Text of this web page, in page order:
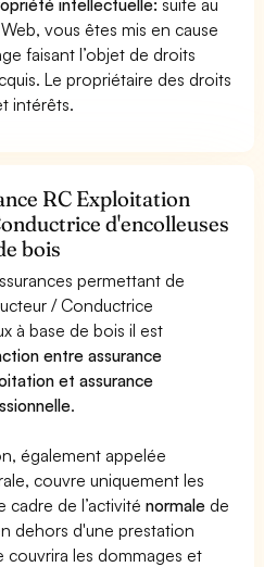
vous êtes mis en cause
faisant l’objet de droits
Le propriétaire des droits
intérêts.
RC Exploitation
d'encolleuses
bois
permettant de
/ Conductrice
à base de bois il est
entre assurance
et assurance
.
également appelée
couvre uniquement les
cadre de l’activiténormale de
dehors d'une prestation
couvrira les dommages et